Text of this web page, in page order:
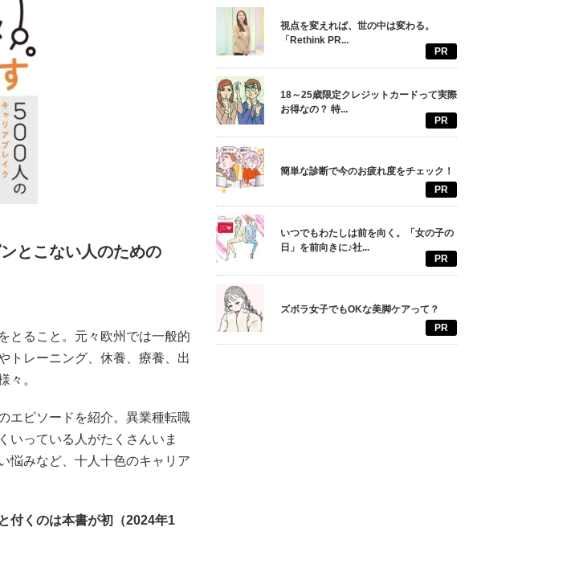
とこない人のための
とること。元々欧州では一般的
トレーニング、休養、療養、出
々。
エピソードを紹介。異業種転職
いっている人がたくさんいま
悩みなど、十人十色のキャリア
付くのは本書が初（2024年1
視点を変えれば、世の中は変わる。
「Rethink PR...
PR
18～25歳限定クレジットカードって実際
お得なの？ 特...
PR
簡単な診断で今のお疲れ度をチェック！
PR
いつでもわたしは前を向く。「女の子の
日」を前向きに♪社...
PR
ズボラ女子でもOKな美脚ケアって？
PR